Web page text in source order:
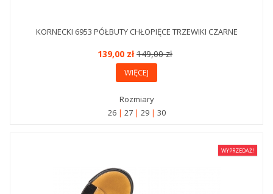
KORNECKI 6953 PÓŁBUTY CHŁOPIĘCE TRZEWIKI CZARNE
139,00 zł149,00 zł
WIĘCEJ
Rozmiary
26
27 29 30
WYPRZEDAŻ!